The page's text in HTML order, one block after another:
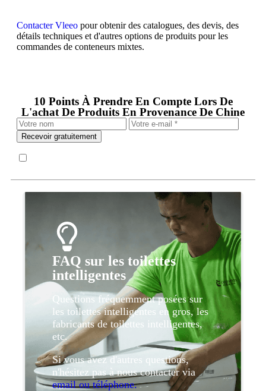
Contacter Vleeo pour obtenir des catalogues, des devis, des
détails techniques et d'autres options de produits pour les
commandes de conteneurs mixtes.
10 Points À Prendre En Compte Lors De
L'achat De Produits En Provenance De Chine
Recevoir gratuitement
FAQ sur les toilettes
intelligentes
Questions fréquemment posées sur
les toilettes intelligentes en gros, les
fabricants de toilettes intelligentes,
etc.
Si vous avez d'autres questions,
n'hésitez pas à nous contacter via
email ou téléphone.